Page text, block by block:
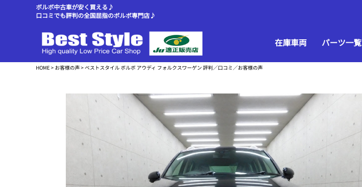
ボルボ中古車が安く買える♪
口コミでも評判の全国屈指のボルボ専門店♪
在庫車両 パーツ一覧
HOME> お客様の声> ベストスタイル ボルボ アウディ フォルクスワーゲン 評判／口コミ／お客様の声